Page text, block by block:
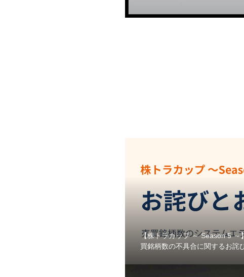
【株トラカップ ～ Season 5 ～
買銘柄数の不具合に関するお詫